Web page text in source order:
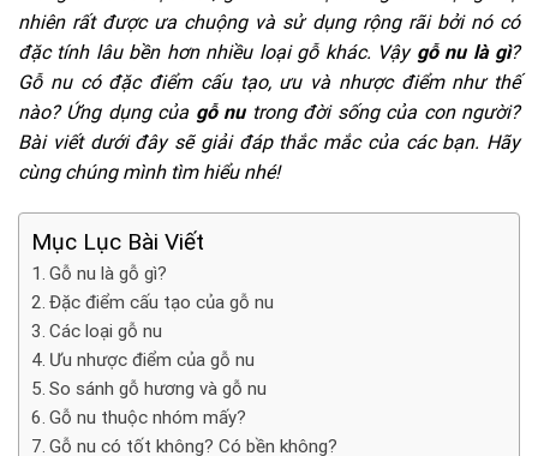
nhiên rất được ưa chuộng và sử dụng rộng rãi bởi nó có
đặc tính lâu bền hơn nhiều loại gỗ khác. Vậy gỗ nu là gì?
Gỗ nu có đặc điểm cấu tạo, ưu và nhược điểm như thế
nào? Ứng dụng của gỗ nutrong đời sống của con người?
Bài viết dưới đây sẽ giải đáp thắc mắc của các bạn. Hãy
cùng chúng mình tìm hiểu nhé!
Mục Lục Bài Viết
Gỗ nu là gỗ gì?
Đặc điểm cấu tạo của gỗ nu
Các loại gỗ nu
Ưu nhược điểm của gỗ nu
So sánh gỗ hương và gỗ nu
Gỗ nu thuộc nhóm mấy?
Gỗ nu có tốt không? Có bền không?